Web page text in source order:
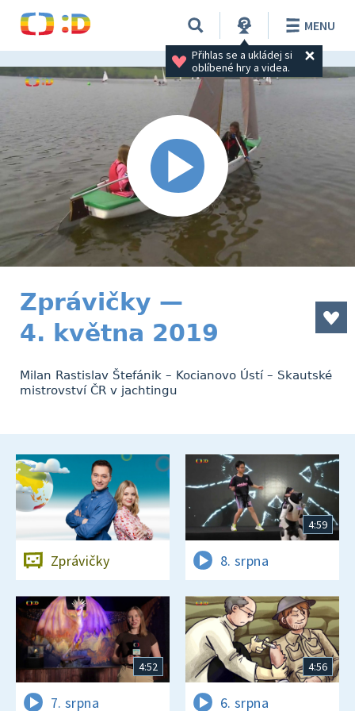
Přihlas se a ukládej si
oblíbené hry a videa.
MENU
Zprávičky —
4. května 2019
Milan Rastislav Štefánik – Kocianovo Ústí – Skautské
mistrovství ČR v jachtingu
Zprávičky
4:59
8. srpna
4:52
7. srpna
4:56
6. srpna